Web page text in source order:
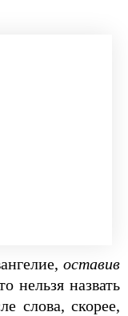
оставив
нельзя назвать
слова, скорее,